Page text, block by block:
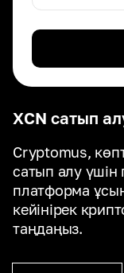
XCN сатып
Cryptomus,
сатып алу
платформа
кейінірек
таңдаңыз.